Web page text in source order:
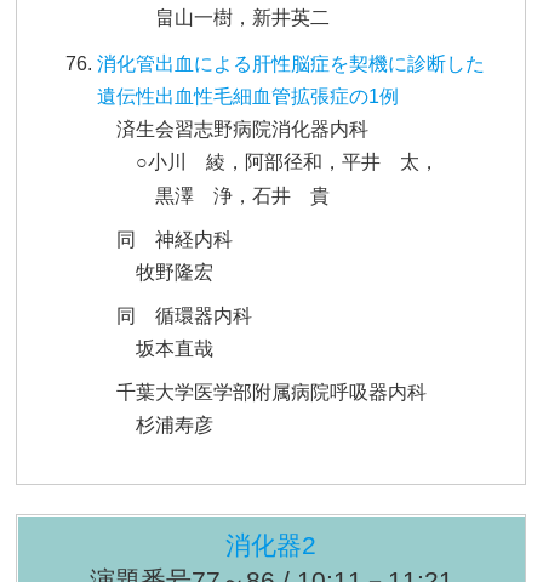
畠山一樹，新井英二
消化管出血による肝性脳症を契機に診断した
遺伝性出血性毛細血管拡張症の1例
済生会習志野病院消化器内科
○小川 綾，阿部径和，平井 太，
黒澤 浄，石井 貴
同 神経内科
牧野隆宏
同 循環器内科
坂本直哉
千葉大学医学部附属病院呼吸器内科
杉浦寿彦
消化器2